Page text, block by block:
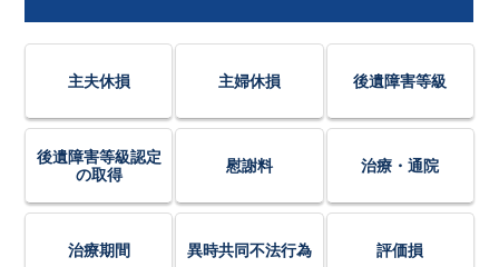
主夫休損 主婦休損 後遺障害等級
後遺障害等級認定
の取得
慰謝料 治療・通院
治療期間 異時共同不法行為 評価損